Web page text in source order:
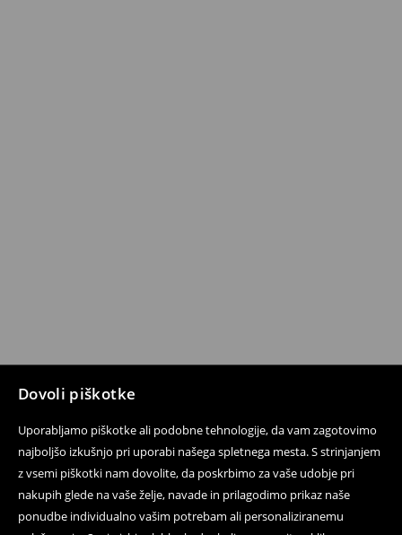
Dovoli piškotke
Uporabljamo piškotke ali podobne tehnologije, da vam zagotovimo
najboljšo izkušnjo pri uporabi našega spletnega mesta. S strinjanjem
z vsemi piškotki nam dovolite, da poskrbimo za vaše udobje pri
nakupih glede na vaše želje, navade in prilagodimo prikaz naše
ponudbe individualno vašim potrebam ali personaliziranemu